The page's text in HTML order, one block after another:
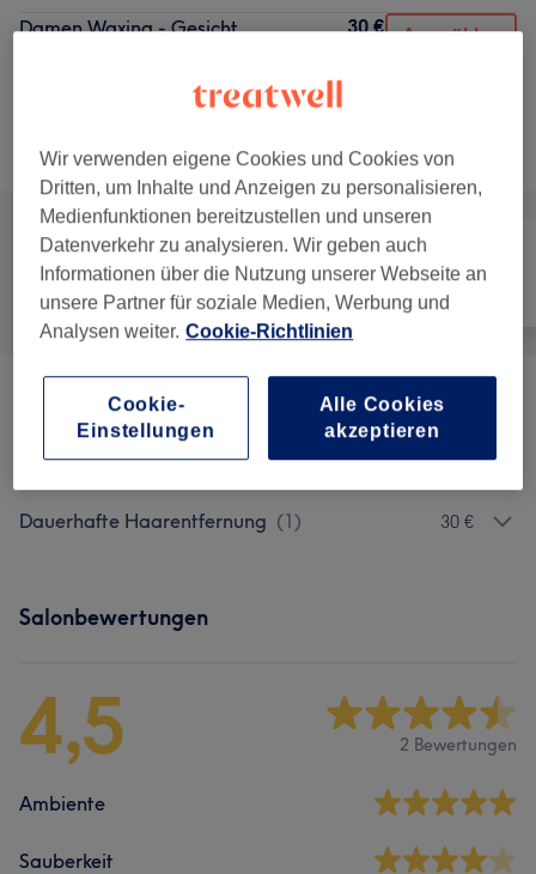
Damen Waxing - Gesicht
30 € Auswählen
Alle Services
Alle Haarentfernung
Damen Waxing (17 ab 10 €
Herren Waxing (12) ab 10 €
Dauerhafte Haarentfernung (1) 30 €
Salonbewertungen
4,5 2 Bewertungen
Ambiente
Sauberkeit
Wir verwenden eigene Cookies und Cookies von
Dritten, um Inhalte und Anzeigen zu personalisieren,
Medienfunktionen bereitzustellen und unseren
Datenverkehr zu analysieren. Wir geben auch
Informationen über die Nutzung unserer Webseite an
unsere Partner für soziale Medien, Werbung und
Analysen weiter. Cookie-Richtlinien
Cookie-
Einstellungen
Alle Cookies
akzeptieren